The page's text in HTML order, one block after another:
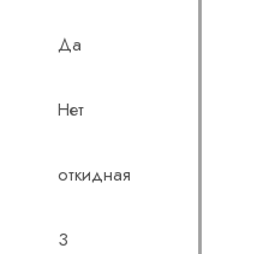
Да
Нет
откидная
3